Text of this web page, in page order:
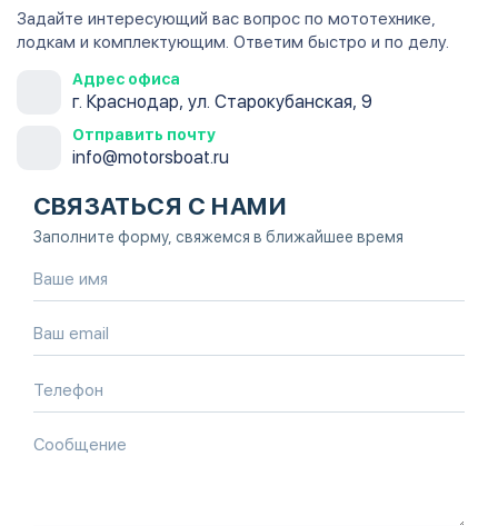
Задайте интересующий вас вопрос по мототехнике,
лодкам и комплектующим. Ответим быстро и по делу.
Адрес офиса
г. Краснодар, ул. Старокубанская, 9
Отправить почту
info@motorsboat.ru
СВЯЗАТЬСЯ С НАМИ
Заполните форму, свяжемся в ближайшее время